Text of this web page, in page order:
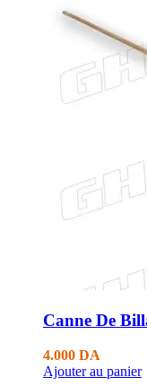
Canne De
4.000 DA
Ajouter au panier